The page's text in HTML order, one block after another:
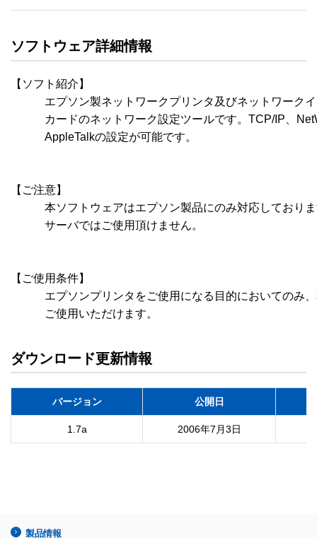
ソフトウェア詳細情報
【ソフト紹介】
エプソン製ネットワークプリンタ及びネットワークイ
カードのネットワーク設定ツールです。TCP/IP、
AppleTalkの設定が可能です。
【ご注意】
本ソフトウェアはエプソン製品にのみ対応しておりま
サーバではご使用頂けません。
【ご使用条件】
エプソンプリンタをご使用になる目的においてのみ、
ご使用いただけます。
ダウンロード更新情報
バージョン 公開日
1.7a 2006年7月3日
製品情報